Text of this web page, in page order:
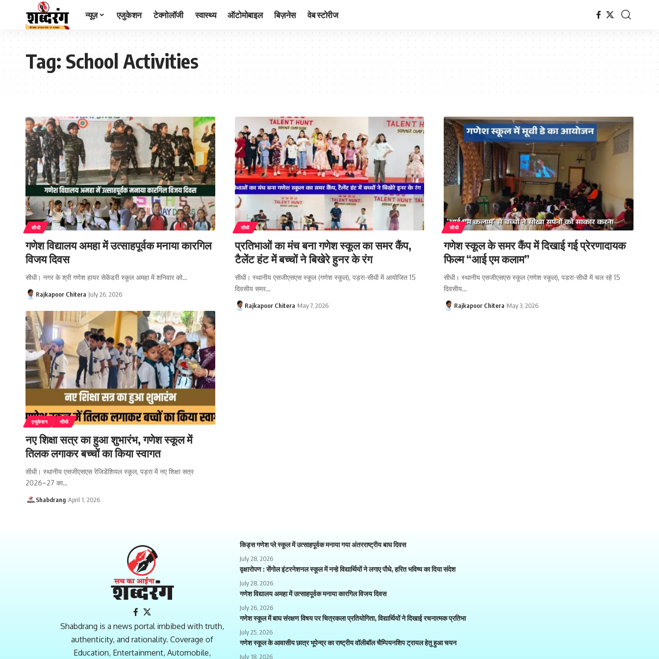
न्यूज़ एजुकेशन टेक्नोलॉजी स्वास्थ्य ऑटोमोबाइल बिज़नेस वेब स्टोरीज
Tag:School Activities
सीधी
गणेश विद्यालय अमहा में उत्साहपूर्वक मनाया कारगिल
विजय दिवस
सीधी। नगर के श्री गणेश हायर सेकेंडरी स्कूल अमहा में शनिवार को…
Rajkapoor Chitera July 26, 2026
सीधी
प्रतिभाओं का मंच बना गणेश स्कूल का समर कैंप,
टैलेंट हंट में बच्चों ने बिखेरे हुनर के रंग
सीधी। स्थानीय एसजीएसएस स्कूल (गणेश स्कूल), पड़रा-सीधी में आयोजित 15
दिवसीय समर…
Rajkapoor Chitera May 7, 2026
सीधी
गणेश स्कूल के समर कैंप में दिखाई गई प्रेरणादायक
फिल्म “आई एम कलाम”
सीधी। स्थानीय एसजीएसएस स्कूल (गणेश स्कूल), पडरा-सीधी में चल रहे 15
दिवसीय…
Rajkapoor Chitera May 3, 2026
एजुकेशन सीधी
नए शिक्षा सत्र का हुआ शुभारंभ, गणेश स्कूल में
तिलक लगाकर बच्चों का किया स्वागत
सीधी। स्थानीय एसजीएसएस रेजिडेंशियल स्कूल, पड़रा में नए शिक्षा सत्र
2026–27 का…
Shabdrang April 1, 2026
Shabdrang is a news portal imbibed with truth,
authenticity, and rationality. Coverage of
Education, Entertainment, Automobile,
किड्स गणेश प्ले स्कूल में उत्साहपूर्वक मनाया गया अंतरराष्ट्रीय बाघ दिवस
July 28, 2026
वृक्षारोपण : सेंगोल इंटरनेशनल स्कूल में नन्हे विद्यार्थियों ने लगाए पौधे, हरित भविष्य का दिया संदेश
July 28, 2026
गणेश विद्यालय अमहा में उत्साहपूर्वक मनाया कारगिल विजय दिवस
July 26, 2026
गणेश स्कूल में बाघ संरक्षण विषय पर चित्रकला प्रतियोगिता, विद्यार्थियों ने दिखाई रचनात्मक प्रतिभा
July 25, 2026
गणेश स्कूल के आवासीय छात्र भूपेन्द्र का राष्ट्रीय वॉलीबॉल चैम्पियनशिप ट्रायल हेतु हुआ चयन
July 18, 2026